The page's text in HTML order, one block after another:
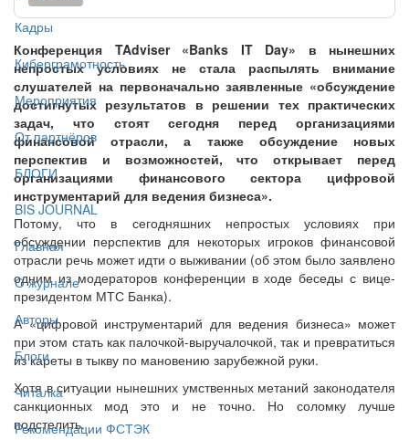
Кадры
Киберграмотность
Мероприятия
От партнёров
БЛОГИ
BIS JOURNAL
Главная
О журнале
Авторы
Блоги
Читалка
Рекомендации ФСТЭК
Конференция TAdviser «Banks IT Day» в нынешних
непростых условиях не стала распылять внимание
слушателей на первоначально заявленные «обсуждение
достигнутых результатов в решении тех практических
задач, что стоят сегодня перед организациями
финансовой отрасли, а также обсуждение новых
перспектив и возможностей, что открывает перед
организациями финансового сектора цифровой
инструментарий для ведения бизнеса».
Потому, что в сегодняшних непростых условиях при
обсуждении перспектив для некоторых игроков финансовой
отрасли речь может идти о выживании (об этом было заявлено
одним из модераторов конференции в ходе беседы с вице-
президентом МТС Банка).
А «цифровой инструментарий для ведения бизнеса» может
при этом стать как палочкой-выручалочкой, так и превратиться
из кареты в тыкву по мановению зарубежной руки.
Хотя в ситуации нынешних умственных метаний законодателя
санкционных мод это и не точно. Но соломку лучше
подстелить.